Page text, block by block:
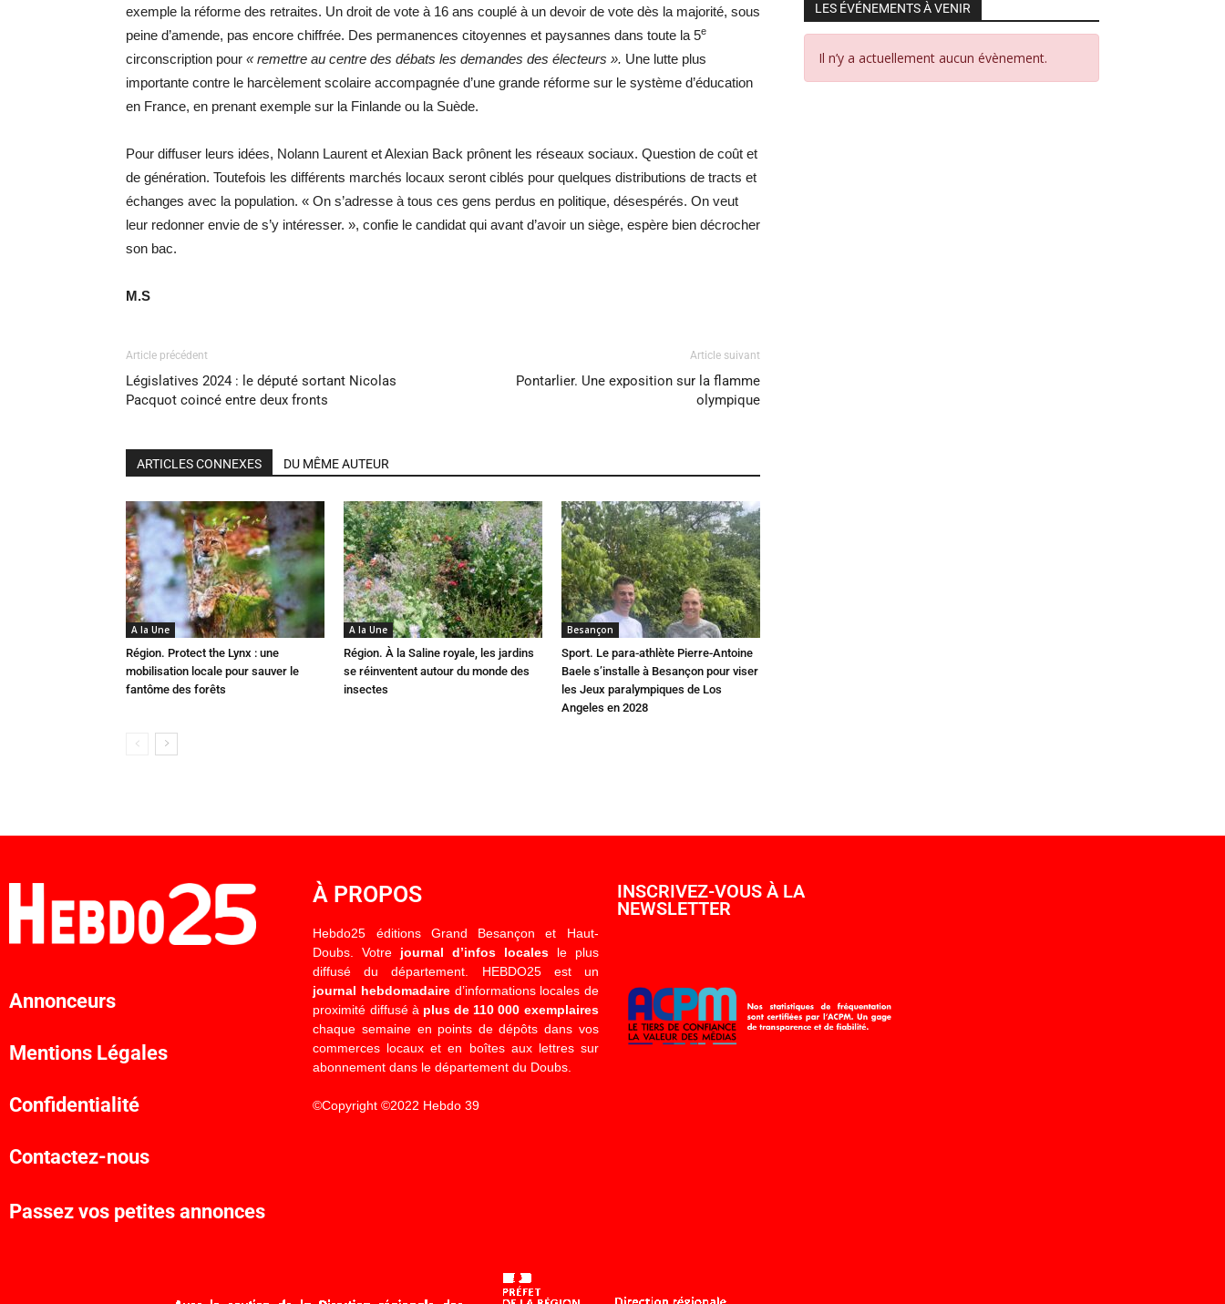
exemple la réforme des retraites. Un droit de vote à 16 ans couplé à un devoir de vote dès la majorité, sous
peine d’amende, pas encore chiffrée. Des permanences citoyennes et paysannes dans toute la 5e
circonscription pour « remettre au centre des débats les demandes des électeurs ». Une lutte plus
importante contre le harcèlement scolaire accompagnée d’une grande réforme sur le système d’éducation
en France, en prenant exemple sur la Finlande ou la Suède.
Pour diffuser leurs idées, Nolann Laurent et Alexian Back prônent les réseaux sociaux. Question de coût et
de génération. Toutefois les différents marchés locaux seront ciblés pour quelques distributions de tracts et
échanges avec la population. « On s’adresse à tous ces gens perdus en politique, désespérés. On veut
leur redonner envie de s’y intéresser. », confie le candidat qui avant d’avoir un siège, espère bien décrocher
son bac.
M.S
Article précédent
Législatives 2024 : le député sortant Nicolas
Pacquot coincé entre deux fronts
Article suivant
Pontarlier. Une exposition sur la flamme
olympique
ARTICLES CONNEXES DU MÊME AUTEUR
A la Une
Région. Protect the Lynx : une
mobilisation locale pour sauver le
fantôme des forêts
A la Une
Région. À la Saline royale, les jardins
se réinventent autour du monde des
insectes
Besançon
Sport. Le para-athlète Pierre-Antoine
Baele s’installe à Besançon pour viser
les Jeux paralympiques de Los
Angeles en 2028
LES ÉVÉNEMENTS À VENIR
Il n’y a actuellement aucun évènement.
Annonceurs
Mentions Légales
Confidentialité
Contactez-nous
Passez vos petites annonces
À PROPOS
Hebdo25 éditions Grand Besançon et Haut-
Doubs. Votre journal d’infos localesle plus
diffusé du département. HEBDO25 est un
journal hebdomadaired’informations locales de
proximité diffusé à plus de 110 000 exemplaires
chaque semaine en points de dépôts dans vos
commerces locaux et en boîtes aux lettres sur
abonnement dans le département du Doubs.
©Copyright ©2022 Hebdo 39
INSCRIVEZ-VOUS À LA
NEWSLETTER